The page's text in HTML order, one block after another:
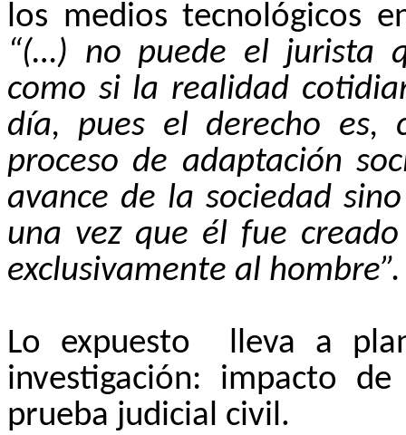
los medios tecnológicos
“(…) no puede el jurista
como si la realidad
día, pues el derecho es,
proceso de adaptación
avance de la sociedad
una vez que él fue
exclusivamente al hombre”.
Lo expuesto
lleva a
investigación: impacto
prueba judicial civil.